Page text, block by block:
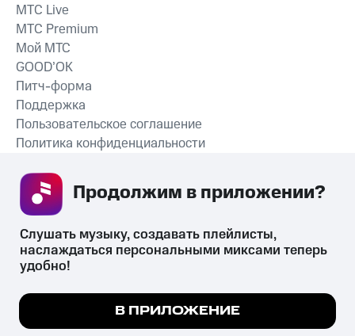
СКАЧАТЬ ПРИЛОЖЕНИЕ
MTС Live
MTС Premium
Мой МТС
GOOD’OK
Питч-форма
Поддержка
Пользовательское соглашение
Политика конфиденциальности
психотропных веществ, их аналогов причиняет вред здоровью,
их незаконный оборот запрещён и влечёт установленную
законодательством ответственность.
Мы используем куки, чтобы на сайте все
Подробнее
Слушать музыку, создавать плейлисты,
наслаждаться персональными миксами теперь
удобно!
В ПРИЛОЖЕНИЕ